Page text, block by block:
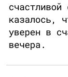
казалось,
уверен в
вечера.